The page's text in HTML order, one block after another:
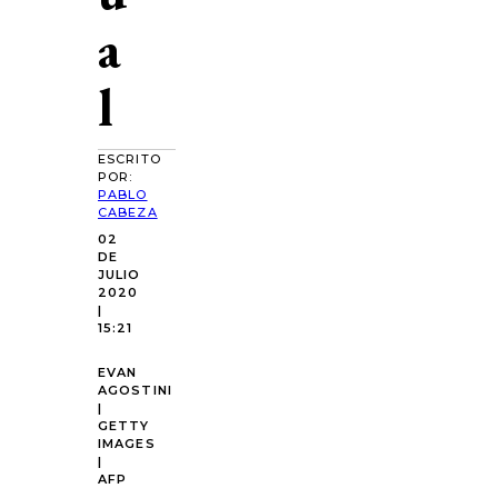
a
l
ESCRITO
POR:
PABLO
CABEZA
02
DE
JULIO
2020
|
15:21
EVAN
AGOSTINI
|
GETTY
IMAGES
|
AFP